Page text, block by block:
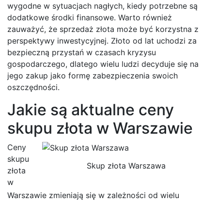
wygodne w sytuacjach nagłych, kiedy potrzebne są
dodatkowe środki finansowe. Warto również
zauważyć, że sprzedaż złota może być korzystna z
perspektywy inwestycyjnej. Złoto od lat uchodzi za
bezpieczną przystań w czasach kryzysu
gospodarczego, dlatego wielu ludzi decyduje się na
jego zakup jako formę zabezpieczenia swoich
oszczędności.
Jakie są aktualne ceny
skupu złota w Warszawie
Skup złota Warszawa
Ceny
skupu
złota
w
Warszawie zmieniają się w zależności od wielu